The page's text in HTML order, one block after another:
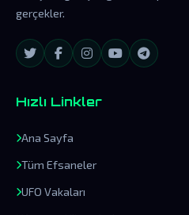
gerçekler.
Hızlı Linkler
Ana Sayfa
Tüm Efsaneler
UFO Vakaları